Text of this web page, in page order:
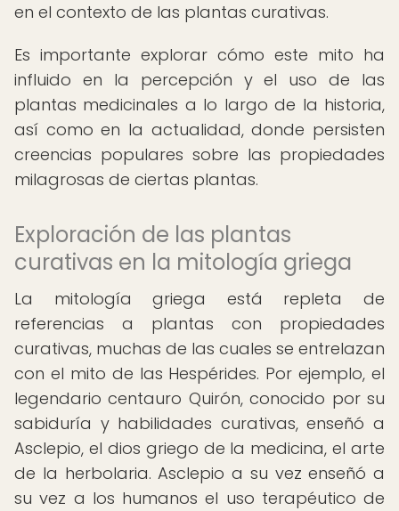
en el contexto de las plantas curativas.
Es importante explorar cómo este mito ha
influido en la percepción y el uso de las
plantas medicinales a lo largo de la historia,
así como en la actualidad, donde persisten
creencias populares sobre las propiedades
milagrosas de ciertas plantas.
Exploración de las plantas
curativas en la mitología griega
La mitología griega está repleta de
referencias a plantas con propiedades
curativas, muchas de las cuales se entrelazan
con el mito de las Hespérides. Por ejemplo, el
legendario centauro Quirón, conocido por su
sabiduría y habilidades curativas, enseñó a
Asclepio, el dios griego de la medicina, el arte
de la herbolaria. Asclepio a su vez enseñó a
su vez a los humanos el uso terapéutico de